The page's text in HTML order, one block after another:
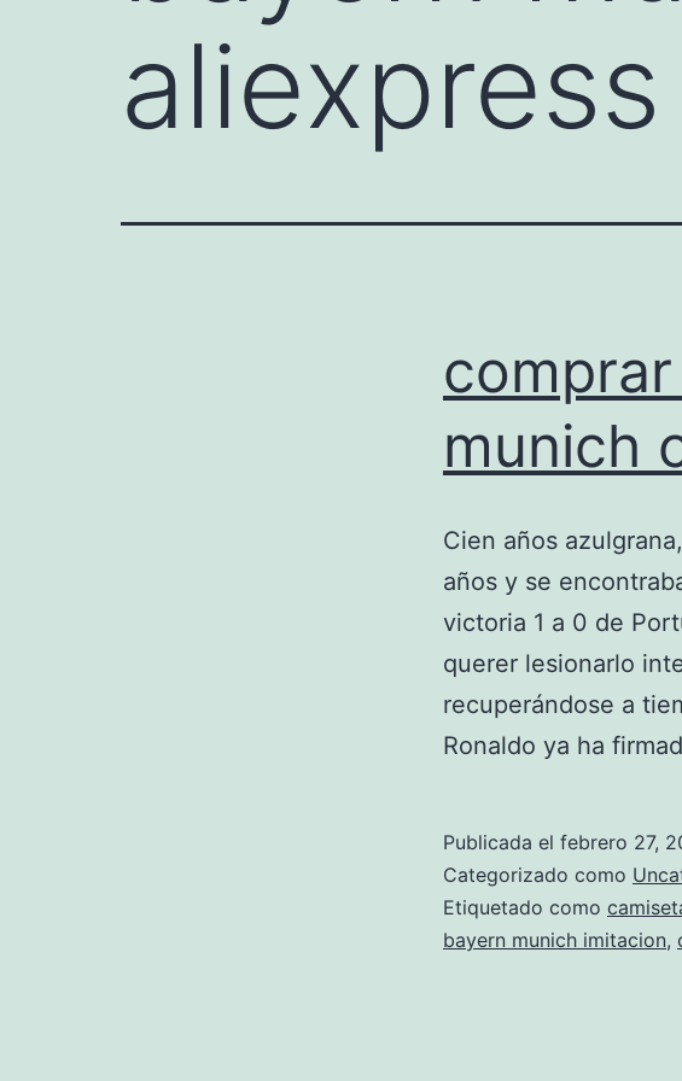
aliexpress
munich
Cien años
años y se
victoria 1 a 0 de
querer lesionarlo
recuperándose a
Ronaldo ya ha
Publicada el febrero 27,
Categorizado como
Etiquetado como
bayern munich imitacion,